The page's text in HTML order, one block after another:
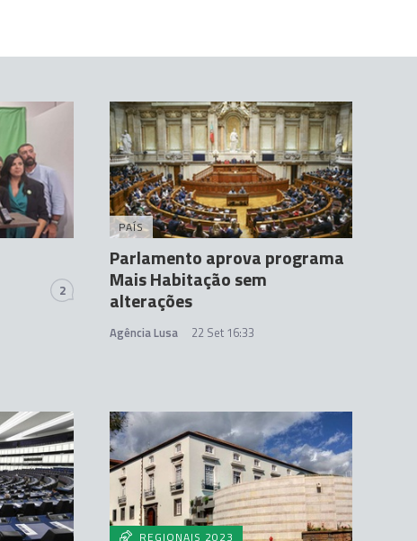
2
PAÍS
Parlamento aprova programa
Mais Habitação sem
alterações
Agência Lusa 22 Set 16:33
REGIONAIS 2023